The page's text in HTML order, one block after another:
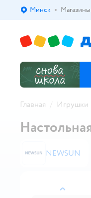
Выбор адреса
Минск Магазины
Главная Игрушки
назад
NEWSUN